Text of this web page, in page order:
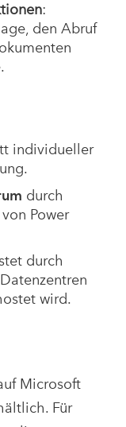
:
den Abruf
individueller
durch
Power
durch
wird.
Microsoft
Für